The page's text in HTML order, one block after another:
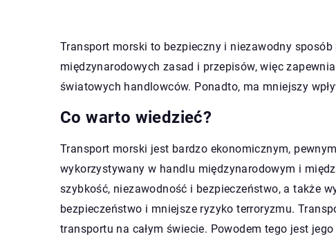
Transport morski to bezpieczny i niezawodny
międzynarodowych zasad i przepisów, więc
światowych handlowców. Ponadto, ma mniejszy
Co warto wiedzieć?
Transport morski jest bardzo ekonomicznym,
wykorzystywany w handlu międzynarodowym i
szybkość, niezawodność i bezpieczeństwo, a także
bezpieczeństwo i mniejsze ryzyko terroryzmu.
transportu na całym świecie. Powodem tego jest